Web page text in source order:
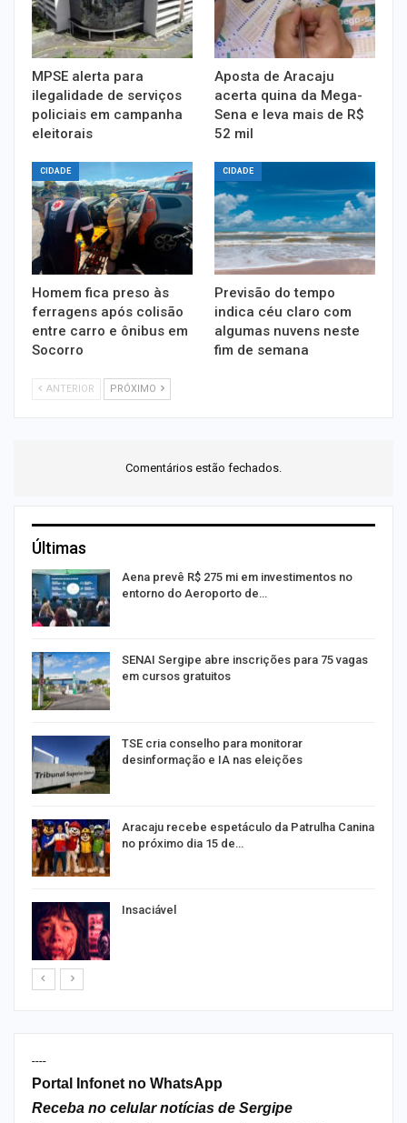
MPSE alerta para
ilegalidade de serviços
policiais em campanha
eleitorais
Aposta de Aracaju
acerta quina da Mega-
Sena e leva mais de R$
52 mil
CIDADE
Homem fica preso às
ferragens após colisão
entre carro e ônibus em
Socorro
CIDADE
Previsão do tempo
indica céu claro com
algumas nuvens neste
fim de semana
ANTERIOR PRÓXIMO
Comentários estão fechados.
Últimas
Aena prevê R$ 275 mi em investimentos no
entorno do Aeroporto de…
SENAI Sergipe abre inscrições para 75 vagas
em cursos gratuitos
TSE cria conselho para monitorar
desinformação e IA nas eleições
Aracaju recebe espetáculo da Patrulha Canina
no próximo dia 15 de…
Insaciável
----
Portal Infonet no WhatsApp
Receba no celular notícias de Sergipe